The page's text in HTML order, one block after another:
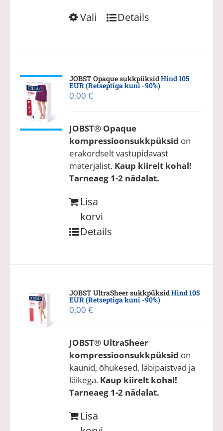
Vali
Sellel
Valikuid
saab
tootelehel.
Details
JOBST Opaque sukkpüksidHind 105
EUR (Retseptiga kuni -90%)
0,00€
JOBST® Opaque
kompressioonsukkpüksid on
erakordselt vastupidavast
materjalist. Kaup kiirelt kohal!
Tarneaeg 1-2 nädalat.
Lisa
korvi
Details
JOBST UltraSheer sukkpüksidHind 105
EUR (Retseptiga kuni -90%)
0,00€
JOBST® UltraSheer
kompressioonsukkpüksid on
kaunid, õhukesed, läbipaistvad ja
läikega. Kaup kiirelt kohal!
Tarneaeg 1-2 nädalat.
Lisa